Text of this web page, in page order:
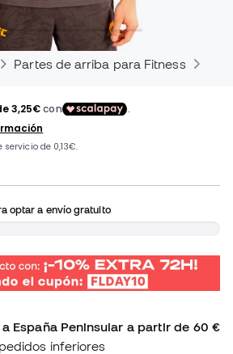
Partes de arriba para Fitness
optar a envío gratuito
España Peninsular a partir de 60 €
inferiores